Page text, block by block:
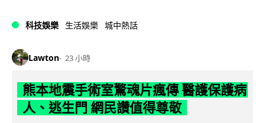
科技娛樂 生活娛樂 城中熱話
Lawton 23 小時
熊本地震手術室驚魂片瘋傳 醫護保護病
人、逃生門 網民讚值得尊敬